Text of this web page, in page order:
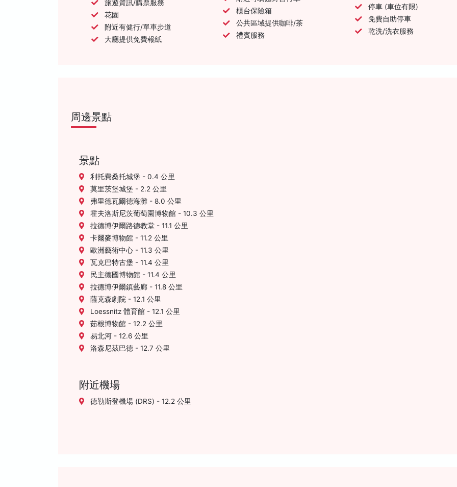
旅遊資訊/購票服務
花園
附近有健行/單車步道
大廳提供免費報紙
櫃台保險箱
公共區域提供咖啡/茶
禮賓服務
停車 (車位有限)
免費自助停車
乾洗/洗衣服務
周邊景點
景點
利托費桑托城堡 - 0.4 公里
莫里茨堡城堡 - 2.2 公里
弗里德瓦爾德海灘 - 8.0 公里
霍夫洛斯尼茨葡萄園博物館 - 10.3 公里
拉德博伊爾路德教堂 - 11.1 公里
卡爾麥博物館 - 11.2 公里
歐洲藝術中心 - 11.3 公里
瓦克巴特古堡 - 11.4 公里
民主德國博物館 - 11.4 公里
拉德博伊爾鎮藝廊 - 11.8 公里
薩克森劇院 - 12.1 公里
Loessnitz 體育館 - 12.1 公里
茹根博物館 - 12.2 公里
易北河 - 12.6 公里
洛森尼茲巴德 - 12.7 公里
附近機場
德勒斯登機場 (DRS) - 12.2 公里